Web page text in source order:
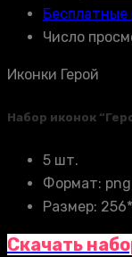
Бесплатные
Число
Иконки Герой
Набор иконок
5 шт.
Формат:
Размер:
Скачать